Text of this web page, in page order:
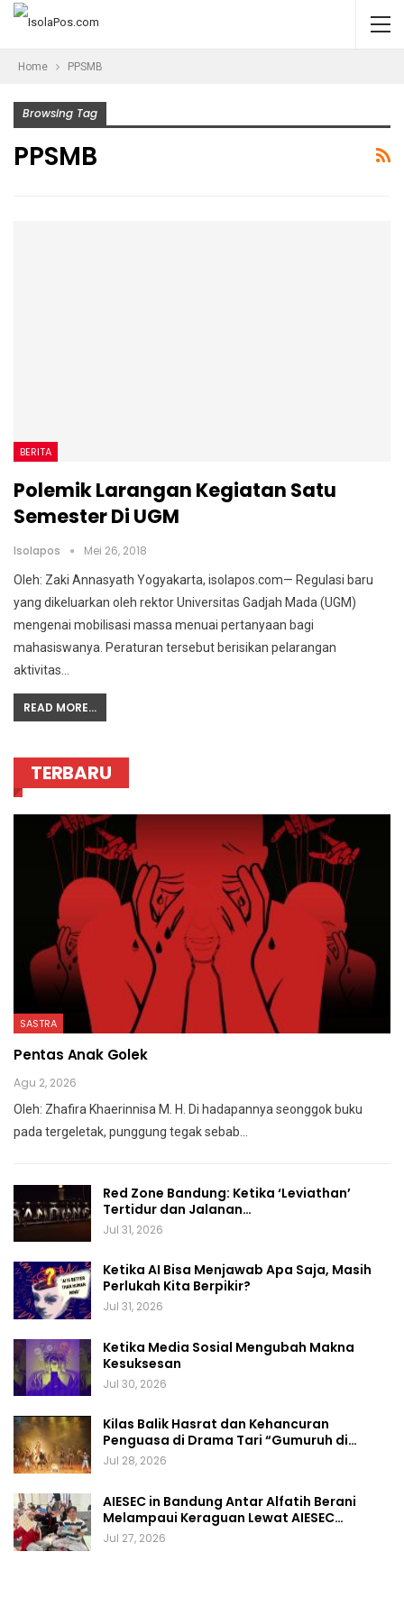
Home PPSMB
Browsing Tag
PPSMB
BERITA
Polemik Larangan Kegiatan Satu
Semester Di UGM
Isolapos Mei 26, 2018
Oleh: Zaki Annasyath Yogyakarta, isolapos.com— Regulasi baru
yang dikeluarkan oleh rektor Universitas Gadjah Mada (UGM)
mengenai mobilisasi massa menuai pertanyaan bagi
mahasiswanya. Peraturan tersebut berisikan pelarangan
aktivitas…
READ MORE...
TERBARU
SASTRA
Pentas Anak Golek
Agu 2, 2026
Oleh: Zhafira Khaerinnisa M. H.
Di hadapannya seonggok buku
pada tergeletak, punggung tegaksebab
Red Zone Bandung: Ketika ‘Leviathan’
Tertidur dan Jalanan…
Jul 31, 2026
Ketika AI Bisa Menjawab Apa Saja, Masih
Perlukah Kita Berpikir?
Jul 31, 2026
Ketika Media Sosial Mengubah Makna
Kesuksesan
Jul 30, 2026
Kilas Balik Hasrat dan Kehancuran
Penguasa di Drama Tari “Gumuruh di…
Jul 28, 2026
AIESEC in Bandung Antar Alfatih Berani
Melampaui Keraguan Lewat AIESEC…
Jul 27, 2026